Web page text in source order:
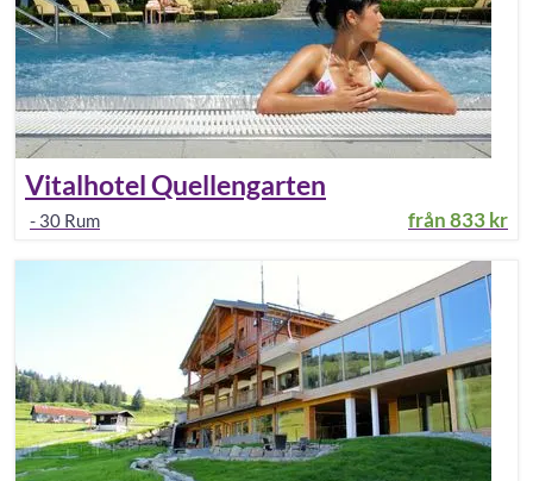
Vitalhotel Quellengarten
- 30 Rum från833 kr